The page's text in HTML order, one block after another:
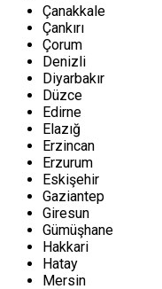
Çanakkale
Çankırı
Çorum
Denizli
Diyarbakır
Düzce
Edirne
Elazığ
Erzincan
Erzurum
Eskişehir
Gaziantep
Giresun
Gümüşhane
Hakkari
Hatay
Mersin